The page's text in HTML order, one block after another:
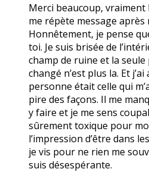
Merci beaucoup,
me répète message après
Honnêtement, je pense
toi. Je suis brisée de
champ de ruine et la
changé n’est plus la. Et
personne était celle qui
pire des façons. Il me
y faire et je me sens
sûrement toxique pour
l’impression d’être dans
je vis pour ne rien me
suis désespérante.